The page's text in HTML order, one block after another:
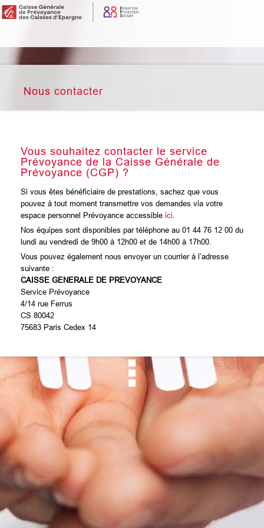
Nous contacter
Vous souhaitez contacter le service
Prévoyance de la Caisse Générale de
Prévoyance (CGP) ?
Si vous êtes bénéficiaire de prestations, sachez que vous
pouvez à tout moment transmettre vos demandes via votre
espace personnel Prévoyance accessible ici
Nos équipes sont disponibles par téléphone au 01 44 76 12 00 du
lundi au vendredi de 9h00 à 12h00 et de 14h00 à 17h00.
Vous pouvez également nous envoyer un courrier à l’adresse
suivante :
CAISSE GENERALE DE PREVOYANCE
Service Prévoyance
4/14 rue Ferrus
CS 80042
75683 Paris Cedex 14